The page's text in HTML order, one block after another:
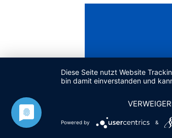
Diese Seite nutzt Website
bin damit einverstanden und
Powered by &